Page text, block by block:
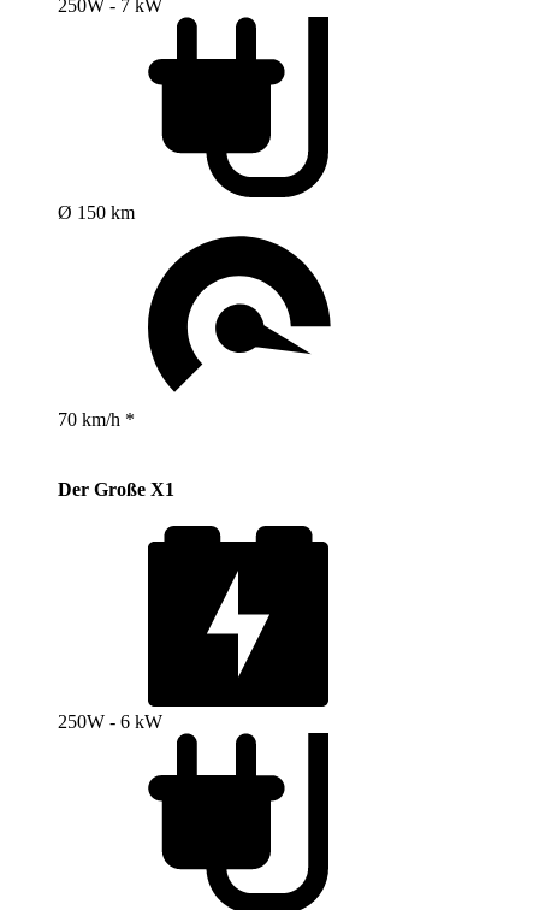
250W - 7 kW
Ø 150 km
70 km/h *
Der Große X1
250W - 6 kW